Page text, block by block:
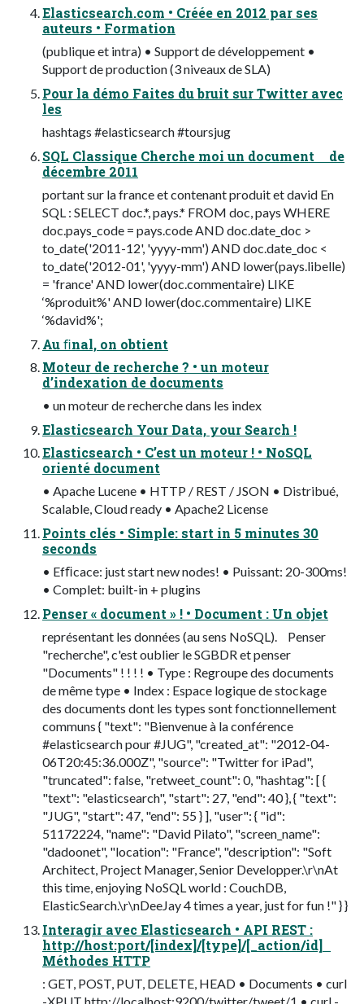
Elasticsearch.com • Créée en 2012 par ses
auteurs • Formation
(publique et intra) • Support de développement •
Support de production (3 niveaux de SLA)
Pour la démo Faites du bruit sur Twitter avec
les
hashtags #elasticsearch #toursjug
SQL Classique Cherche moi un document de
décembre 2011
portant sur la france et contenant produit et david En
SQL : SELECT doc.*, pays.* FROM doc, pays WHERE
doc.pays_code = pays.code AND doc.date_doc >
to_date('2011-12', 'yyyy-mm') AND doc.date_doc <
to_date('2012-01', 'yyyy-mm') AND lower(pays.libelle)
= 'france' AND lower(doc.commentaire) LIKE
‘%produit%' AND lower(doc.commentaire) LIKE
‘%david%';
Au ﬁnal, on obtient
Moteur de recherche ? • un moteur
d’indexation de documents
• un moteur de recherche dans les index
Elasticsearch Your Data, your Search !
Elasticsearch • C’est un moteur ! • NoSQL
orienté document
• Apache Lucene • HTTP / REST / JSON • Distribué,
Scalable, Cloud ready • Apache2 License
Points clés • Simple: start in 5 minutes 30
seconds
• Efﬁcace: just start new nodes! • Puissant: 20-300ms!
• Complet: built-in + plugins
Penser « document » ! • Document : Un objet
représentant les données (au sens NoSQL). Penser
"recherche", c'est oublier le SGBDR et penser
"Documents" ! ! ! ! • Type : Regroupe des documents
de même type • Index : Espace logique de stockage
des documents dont les types sont fonctionnellement
communs { "text": "Bienvenue à la conférence
#elasticsearch pour #JUG", "created_at": "2012-04-
06T20:45:36.000Z", "source": "Twitter for iPad",
"truncated": false, "retweet_count": 0, "hashtag": [ {
"text": "elasticsearch", "start": 27, "end": 40 }, { "text":
"JUG", "start": 47, "end": 55 } ], "user": { "id":
51172224, "name": "David Pilato", "screen_name":
"dadoonet", "location": "France", "description": "Soft
Architect, Project Manager, Senior Developper.\r\nAt
this time, enjoying NoSQL world : CouchDB,
ElasticSearch.\r\nDeeJay 4 times a year, just for fun !" } }
Interagir avec Elasticsearch • API REST :
http://host:port/[index]/[type]/[_action/id]
Méthodes HTTP
: GET, POST, PUT, DELETE, HEAD • Documents • curl